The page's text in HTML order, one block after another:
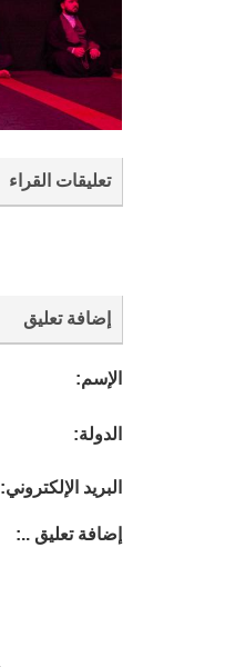
تعليقات القراء
إضافة تعليق
الإسم:
الدولة:
البريد الإلكتروني:
إضافة تعليق ..: